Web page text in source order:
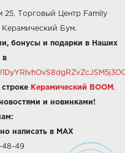
25, Торговый Центр Family
Керамический Бум.
бонусы и подарки в Наших
в
Керамический BOOM .
и новинками!
написать в MAX
49